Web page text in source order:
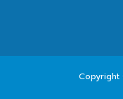
Copyright